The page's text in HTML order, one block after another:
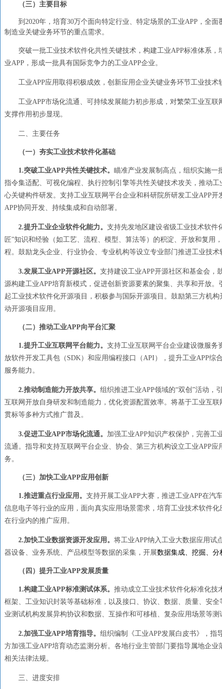
（三） 主要目标
到 2020年，培育30万个面向特定行业、特定场景的工业APP，全
制造业关键业务环节的重点需求。
突破一批工业技术软件化共性关键技术，构建工业APP标准体系，
业APP，形成一批具有国际竞争力的工业APP企业。
工业APP应用取得积极成效，创新应用企业关键业务环节工业技术
工业APP市场化流通、可持续发展能力初步形成，对繁荣工业互
支撑作用初步显现。
二、主要任务
（一）夯实工业技术软件化基础
1.突破工业APP共性关键技术。 瞄准产业发展制高点，组织实施一
指令集适配、可视化编程、执行控制引擎等共性关键技术攻关，推动
心关键构件研发。支持工业互联网平台企业和科研院所研发工业APP开
APP协同开发、持续集成和自动部署。
2.提升工业企业软件化能力。 支持先发地区建设省级工业技术软件
匠”知识和经验（如工艺、流程、模型、算法等）的积淀、开放和复用
程。鼓励龙头企业、行业协会、专业机构等设立专业部门推进工业技
3.发展工业APP开源社区。 支持建设工业APP开源社区和基金会，
源构建工业APP培育新模式，促进创新资源要素的聚集、共享和开放
起工业技术软件化开源项目，积极参与国际开源项目。鼓励第三方机
动开源项目应用。
（二）推动工业APP向平台汇聚
1.提升工业互联网平台能力。 支持工业互联网平台企业建设微服务
放软件开发工具包（ SDK）和应用编程接口（API），提升工业APP综
服务能力。
2.推动制造能力开放共享。 组织推进工业APP领域的“双创”活动，
互联网开放自身研发和制造能力，优化资源配置效率。将基于工业互
贯标等多种方式推广普及。
3.促进工业APP市场化流通。 加强工业APP知识产权保护，完善工
流通。指导和支持互联网平台企业、协会、第三方机构设立工业APP
务。
（三）加快工业APP应用创新
1.推进重点行业应用。 支持开展工业APP大赛，推进工业APP在汽
信息电子等行业的应用，面向真实应用场景需求，培育工业技术软件
在行业内的推广应用。
2.加快工业数据资源开发应用。 将工业APP纳入工业大数据应用试
器设备、业务系统、产品模型等数据的采集，开展数据集成、挖掘、
（四）提升工业APP发展质量
1.构建工业APP标准测试体系。 推动成立工业技术软件化标准化技
框架、工业知识封装等基础标准，以及接口、协议、数据、质量、安
业测试机构发展异构协议和数据、互操作和可移植、复杂应用场景等
2.加强工业APP培育指导。 组织编制《工业APP发展白皮书》，指
方加强工业APP培育动态监测分析。各地行业主管部门要指导属地企
相关法律法规。
三、进度安排